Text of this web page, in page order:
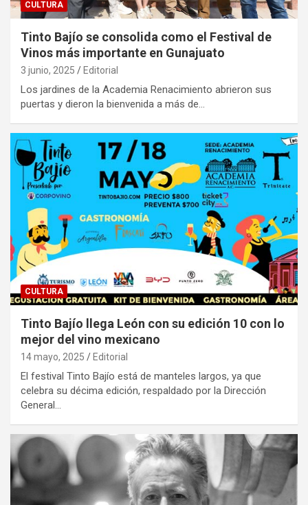
CULTURA
Tinto Bajío se consolida como el Festival de
Vinos más importante en Gunajuato
3 junio, 2025 Editorial
Los jardines de la Academia Renacimiento abrieron sus
puertas y dieron la bienvenida a más de…
CULTURA
Tinto Bajío llega León con su edición 10 con lo
mejor del vino mexicano
14 mayo, 2025 Editorial
El festival Tinto Bajío está de manteles largos, ya que
celebra su décima edición, respaldado por la Dirección
General…